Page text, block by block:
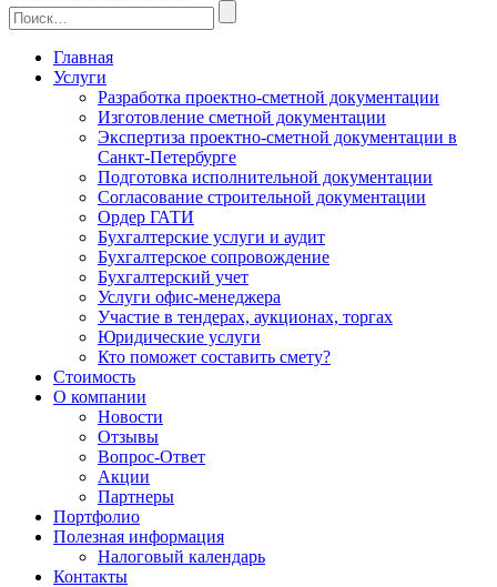
Главная
Услуги
Разработка проектно-сметной документации
Изготовление сметной документации
Экспертиза проектно-сметной документации в
Санкт-Петербурге
Подготовка исполнительной документации
Согласование строительной документации
Ордер ГАТИ
Бухгалтерские услуги и аудит
Бухгалтерское сопровождение
Бухгалтерский учет
Услуги офис-менеджера
Участие в тендерах, аукционах, торгах
Юридические услуги
Кто поможет составить смету?
Стоимость
О компании
Новости
Отзывы
Вопрос-Ответ
Акции
Партнеры
Портфолио
Полезная информация
Налоговый календарь
Контакты